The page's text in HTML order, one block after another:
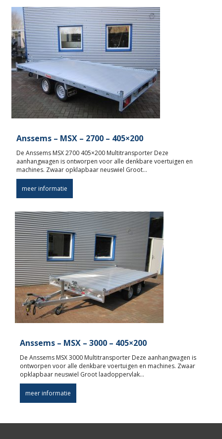
Anssems – MSX – 2700 – 405×200
De Anssems MSX 2700 405×200 Multitransporter Deze
aanhangwagen is ontworpen voor alle denkbare voertuigen en
machines. Zwaar opklapbaar neuswiel Groot…
meer informatie
Anssems – MSX – 3000 – 405×200
De Anssems MSX 3000 Multitransporter Deze aanhangwagen is
ontworpen voor alle denkbare voertuigen en machines. Zwaar
opklapbaar neuswiel Groot laadoppervlak…
meer informatie